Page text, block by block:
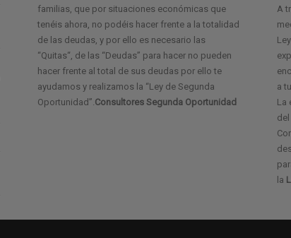
familias, que por situaciones económicas que
tenéis ahora, no podéis hacer frente a la totalidad
de las deudas, y por ello es necesario las
“Quitas“, de las “Deudas” para hacer no pueden
hacer frente al total de sus deudas por ello te
ayudamos y realizamos la “Ley de Segunda
Oportunidad”.Consultores Segunda Oportunidad
A
a
La
la